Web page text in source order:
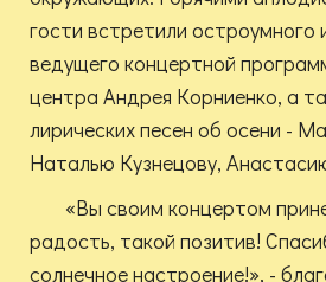
гости встретили остроумного
ведущего концертной
центра Андрея Корниенко, а
лирических песен об осени -
Наталью Кузнецову,
«Вы своим концертом
радость, такой позитив!
солнечное настроение!», -